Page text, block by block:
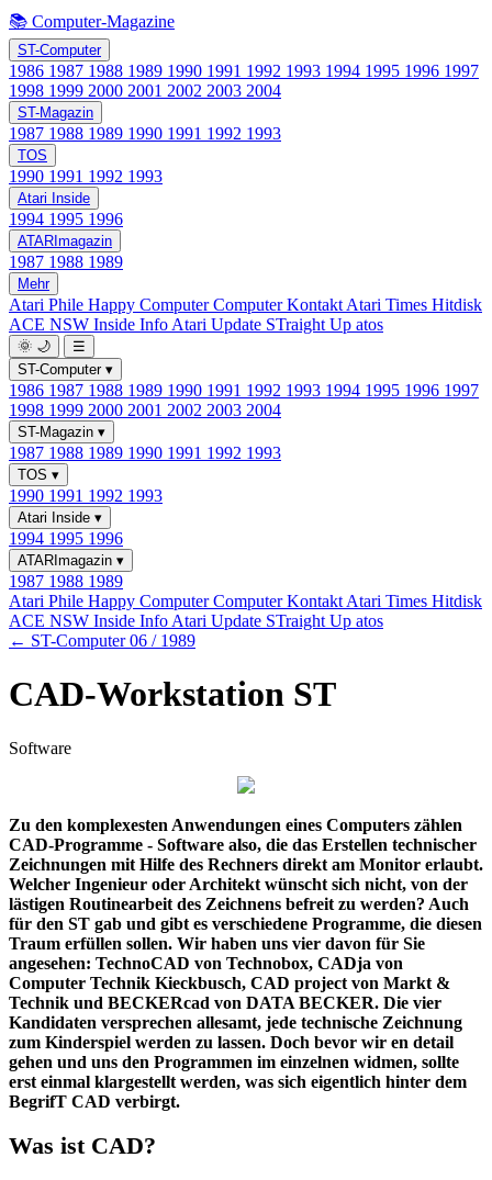
📚 Computer-Magazine
ST-Computer
1986 1987 1988 1989 1990 1991 1992 1993 1994 1995 1996 1997
1998 1999 2000 2001 2002 2003 2004
ST-Magazin
1987 1988 1989 1990 1991 1992 1993
TOS
1990 1991 1992 1993
Atari Inside
1994 1995 1996
ATARImagazin
1987 1988 1989
Mehr
Atari Phile Happy ComputerComputer Kontakt Atari Times Hitdisk
ACE NSW Inside Info Atari Update STraight Up atos
🌞 🌙
☰
ST-Computer ▾
1986 1987 1988 1989 1990 1991 1992 1993 1994 1995 1996 1997
1998 1999 2000 2001 2002 2003 2004
ST-Magazin ▾
1987 1988 1989 1990 1991 1992 1993
TOS ▾
1990 1991 1992 1993
Atari Inside ▾
1994 1995 1996
ATARImagazin ▾
1987 1988 1989
Atari Phile Happy ComputerComputer Kontakt Atari Times Hitdisk
ACE NSW Inside Info Atari Update STraight Up atos
← ST-Computer 06 / 1989
CAD-Workstation ST
Software
Zu den komplexesten Anwendungen eines Computers zählen
CAD-Programme - Software also, die das Erstellen technischer
Zeichnungen mit Hilfe des Rechners direkt am Monitor erlaubt.
Welcher Ingenieur oder Architekt wünscht sich nicht, von der
lästigen Routinearbeit des Zeichnens befreit zu werden? Auch
für den ST gab und gibt es verschiedene Programme, die diesen
Traum erfüllen sollen. Wir haben uns vier davon für Sie
angesehen: TechnoCAD von Technobox, CADja von
Computer Technik Kieckbusch, CAD project von Markt &
Technik und BECKERcad von DATA BECKER. Die vier
Kandidaten versprechen allesamt, jede technische Zeichnung
zum Kinderspiel werden zu lassen. Doch bevor wir en detail
gehen und uns den Programmen im einzelnen widmen, sollte
erst einmal klargestellt werden, was sich eigentlich hinter dem
BegrifT CAD verbirgt.
Was ist CAD?